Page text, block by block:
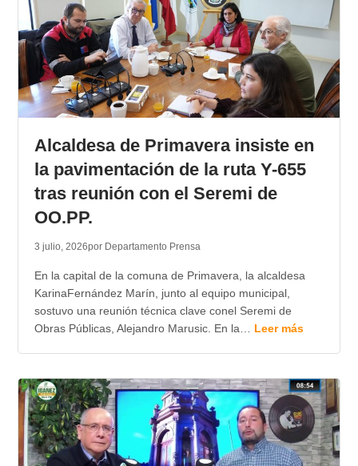
Alcaldesa de Primavera insiste en
la pavimentación de la ruta Y-655
tras reunión con el Seremi de
OO.PP.
3 julio, 2026por Departamento Prensa
En la capital de la comuna de Primavera, la alcaldesa
KarinaFernández Marín, junto al equipo municipal,
sostuvo una reunión técnica clave conel Seremi de
Obras Públicas, Alejandro Marusic. En la… Leer más